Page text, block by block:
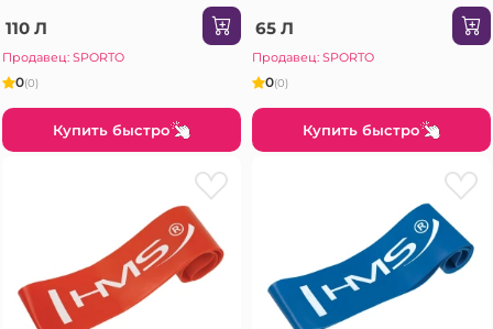
110 Л
Продавец: SPORTO
0(0)
Купить быстро
65 Л
Продавец: SPORTO
0(0)
Купить быстро